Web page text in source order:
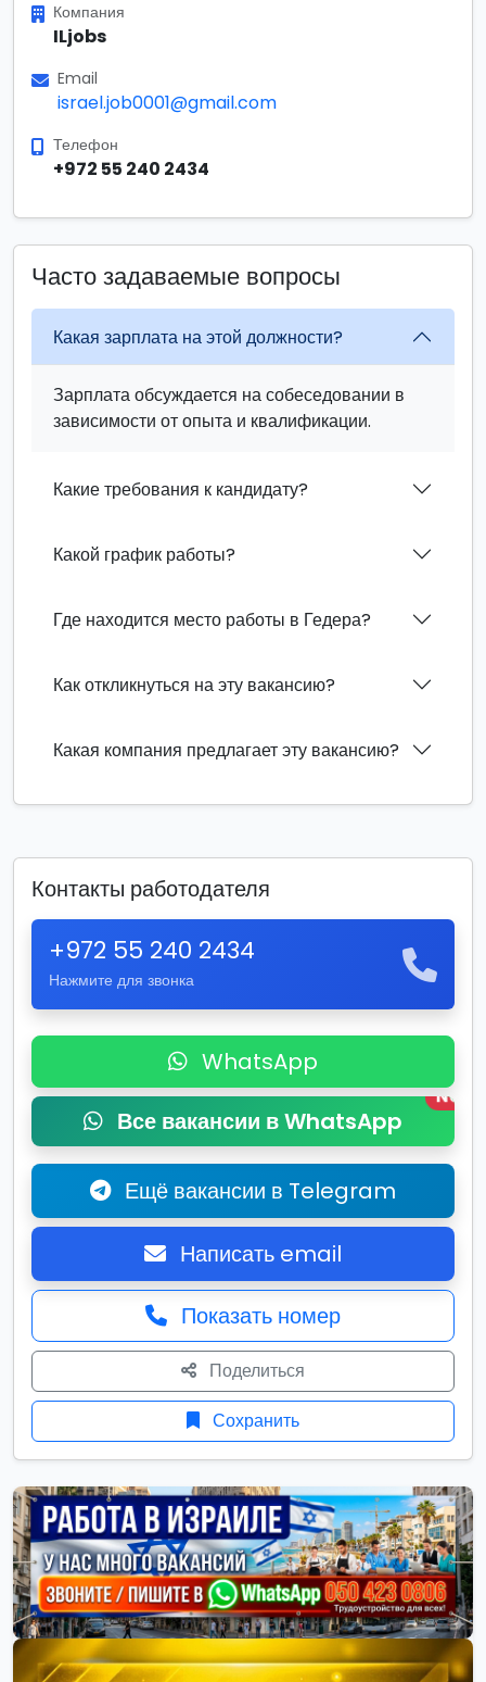
Компания
ILjobs
Email
israel.job0001@gmail.com
Телефон
+972 55 240 2434
Часто задаваемые вопросы
Какая зарплата на этой должности?
Зарплата обсуждается на собеседовании в
зависимости от опыта и квалификации.
Какие требования к кандидату?
Какой график работы?
Где находится место работы в Гедера?
Как откликнуться на эту вакансию?
Какая компания предлагает эту вакансию?
Контакты работодателя
+972 55 240 2434
Нажмите для звонка
WhatsApp
Все вакансии в WhatsApp
New
Ещё вакансии в Telegram
Написать email
Показать номер
Поделиться
Сохранить